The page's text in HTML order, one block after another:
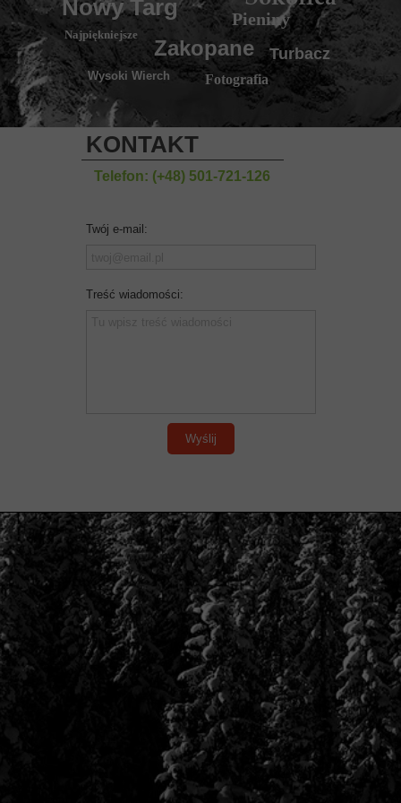
Telefon: (+48) 501-721-126
Fotografia
Najpiękniejsze
Turbacz
Nowy Targ
Zakopane
Wysoki Wierch
Pieniny
KONTAKT
Twój e-mail:
Treść wiadomości:
Wyślij